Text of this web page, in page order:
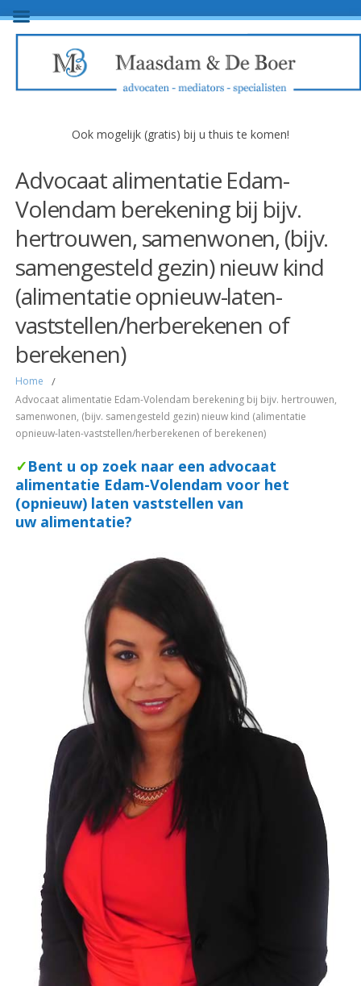
Ook mogelijk (gratis) bij u thuis te komen!
Advocaat alimentatie Edam-
Volendam berekening bij bijv.
hertrouwen, samenwonen, (bijv.
samengesteld gezin) nieuw kind
(alimentatie opnieuw-laten-
vaststellen/herberekenen of
berekenen)
Home /
Advocaat alimentatie Edam-Volendam berekening bij bijv. hertrouwen,
samenwonen, (bijv. samengesteld gezin) nieuw kind (alimentatie
opnieuw-laten-vaststellen/herberekenen of berekenen)
✓Bent u op zoek naar een advocaat
alimentatie Edam-Volendam voor het
(opnieuw) laten vaststellen van
uw alimentatie?